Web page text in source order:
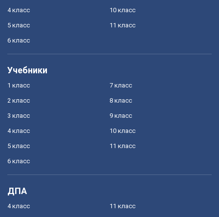
4 класс
5 класс
6 класс
10 класс
11 класс
Учебники
1 класс
2 класс
3 класс
4 класс
5 класс
6 класс
7 класс
8 класс
9 класс
10 класс
11 класс
ДПА
4 класс 11 класс